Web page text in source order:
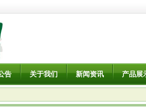
告 关于我们 新闻资讯 产品展